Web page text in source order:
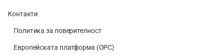
Контакти
Политика за поверителност
Европейската платформа (ОРС)